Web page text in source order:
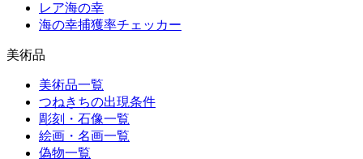
レア海の幸
海の幸捕獲率チェッカー
美術品
美術品一覧
つねきちの出現条件
彫刻・石像一覧
絵画・名画一覧
偽物一覧